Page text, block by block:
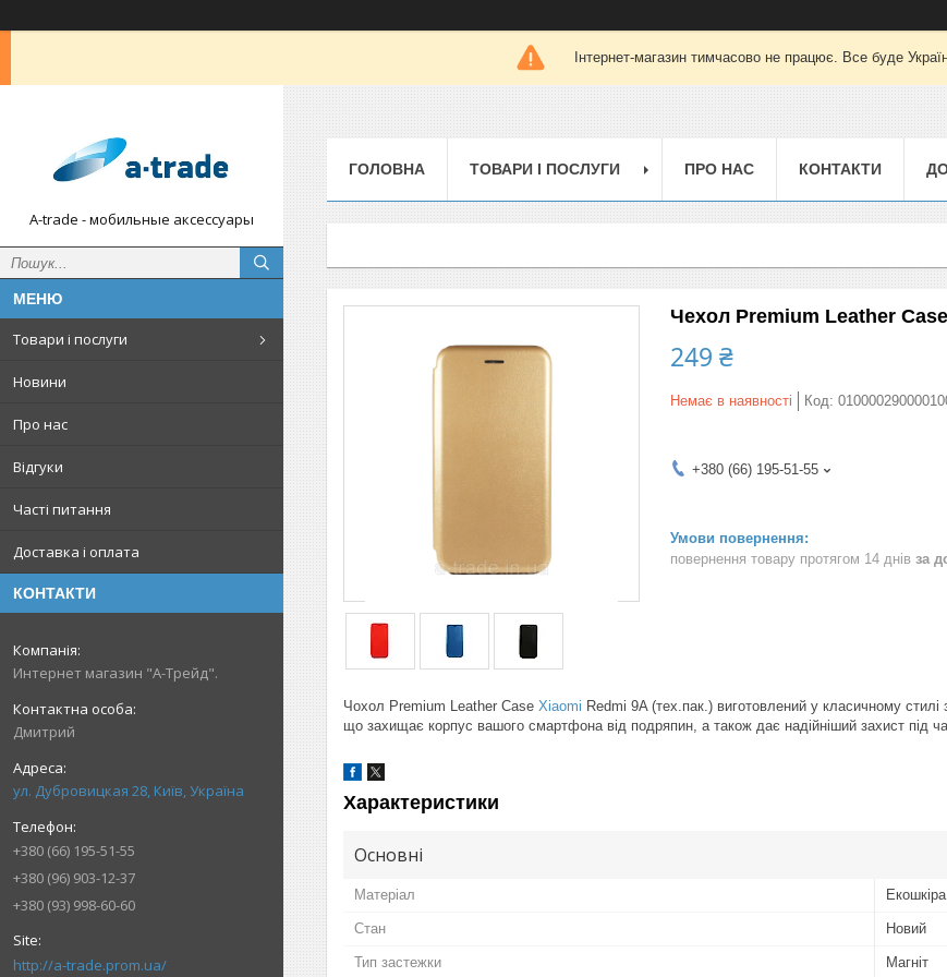
Інтернет-магазин тимчасово не працює. Все буде
A-trade - мобильные аксессуары
Товари і послуги
Новини
Про нас
Відгуки
Часті питання
Доставка і оплата
КОНТАКТИ
Интернет магазин "А-Трейд".
Дмитрий
ул. Дубровицкая 28, Київ, Україна
+380 (66) 195-51-55
+380 (96) 903-12-37
+380 (93) 998-60-60
http://a-trade.prom.ua/
ГОЛОВНА ТОВАРИ І ПОСЛУГИ ПРО НАС КОНТАКТИ
Чехол Premium Leather
249 ₴
Немає в наявності Код:
+380 (66) 195-51-55
повернення товару протягом 14 днів за
Чохол Premium Leather Case Xiaomi Redmi 9A (тех.пак.) виготовлений у класичному стилі
що захищає корпус вашого смартфона від подряпин, а також дає надійніший захист під
Характеристики
Основні
Матеріал Екошкіра
Стан Новий
Тип застежки Магніт